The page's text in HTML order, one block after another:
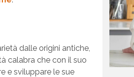
dalle origini antiche,
calabra che con il suo
e sviluppare le sue